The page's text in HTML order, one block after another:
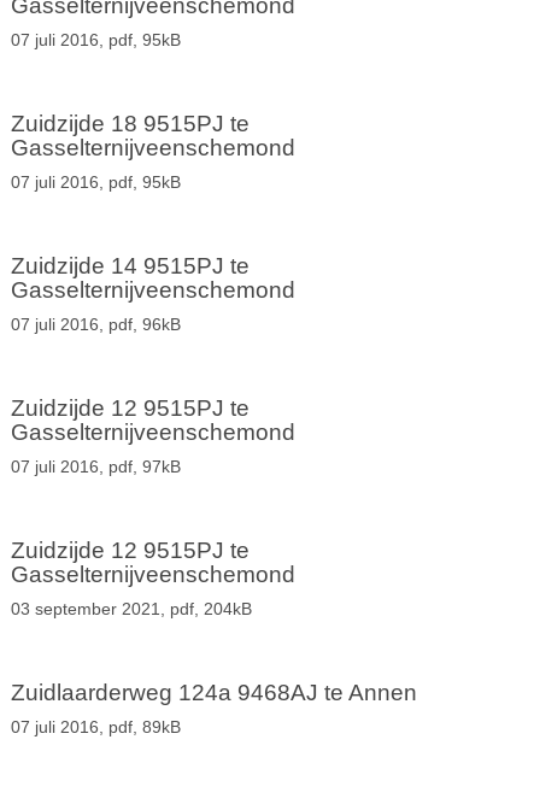
Gasselternijveenschemond
07 juli 2016, pdf, 95kB
Zuidzijde 18 9515PJ te
Gasselternijveenschemond
07 juli 2016, pdf, 95kB
Zuidzijde 14 9515PJ te
Gasselternijveenschemond
07 juli 2016, pdf, 96kB
Zuidzijde 12 9515PJ te
Gasselternijveenschemond
07 juli 2016, pdf, 97kB
Zuidzijde 12 9515PJ te
Gasselternijveenschemond
03 september 2021, pdf, 204kB
Zuidlaarderweg 124a 9468AJ te Annen
07 juli 2016, pdf, 89kB